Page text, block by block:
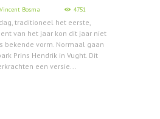
Vincent Bosma 4751
traditioneel het eerste,
van het jaar kon dit jaar niet
bekende vorm. Normaal gaan
Prins Hendrik in Vught. Dit
een versie...